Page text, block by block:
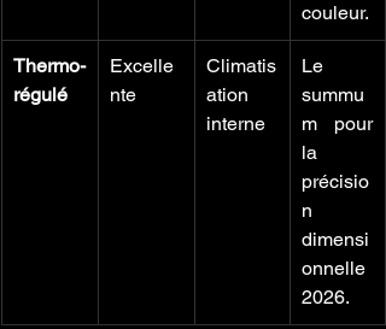
couleur.
Thermo-
régulé
Excelle
nte
Climatis
ation
interne
Le
summu
m pour
la
précisio
n
dimensi
onnelle
2026.